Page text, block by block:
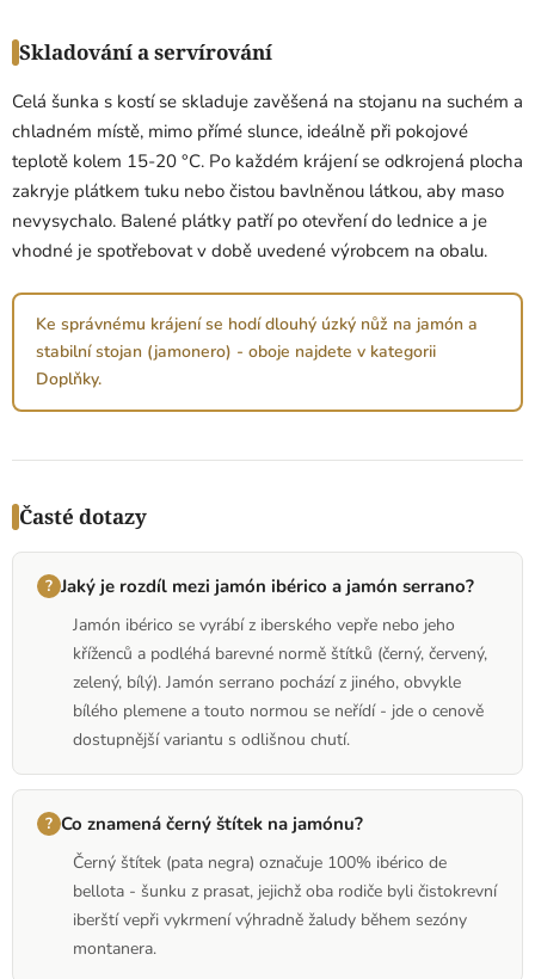
Skladování a servírování
Celá šunka s kostí se skladuje zavěšená na stojanu na suchém a
chladném místě, mimo přímé slunce, ideálně při pokojové
teplotě kolem 15-20 °C. Po každém krájení se odkrojená plocha
zakryje plátkem tuku nebo čistou bavlněnou látkou, aby maso
nevysychalo. Balené plátky patří po otevření do lednice a je
vhodné je spotřebovat v době uvedené výrobcem na obalu.
Ke správnému krájení se hodí dlouhý úzký nůž na jamón a
stabilní stojan (jamonero) - oboje najdete v kategorii
Doplňky.
Časté dotazy
Jaký je rozdíl mezi jamón ibérico a jamón serrano?
Jamón ibérico se vyrábí z iberského vepře nebo jeho
kříženců a podléhá barevné normě štítků (černý, červený,
zelený, bílý). Jamón serrano pochází z jiného, obvykle
bílého plemene a touto normou se neřídí - jde o cenově
dostupnější variantu s odlišnou chutí.
Co znamená černý štítek na jamónu?
Černý štítek (pata negra) označuje 100% ibérico de
bellota - šunku z prasat, jejichž oba rodiče byli čistokrevní
iberští vepři vykrmení výhradně žaludy během sezóny
montanera.